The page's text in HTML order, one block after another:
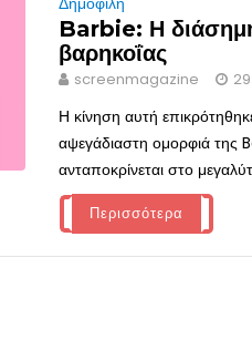
Barbie: Η
βαρηκοΐας
screenmagazine
Η κίνηση αυτή
αψεγάδιαστη ομορφιά της
ανταποκρίνεται στο
Περισσότερα